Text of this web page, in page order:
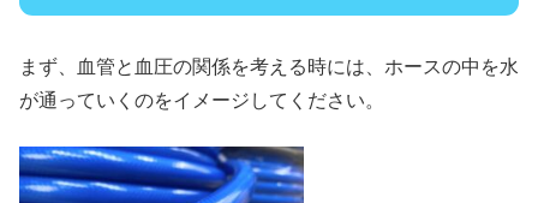
まず、血管と血圧の関係を考える時には、ホースの中を水
が通っていくのをイメージしてください。